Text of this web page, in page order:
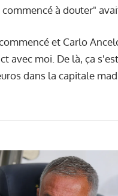
à douter"
et Carlo
avec moi. De là, ça
dans la capitale